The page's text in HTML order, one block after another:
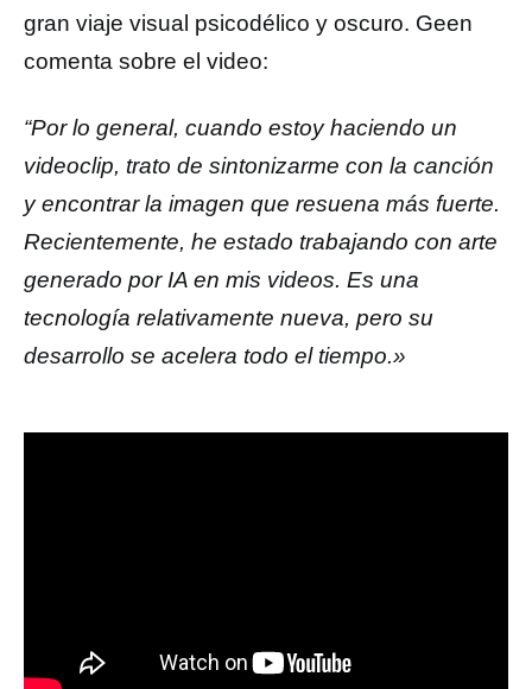
gran viaje visual psicodélico y oscuro. Geen
comenta sobre el video:
“Por lo general, cuando estoy haciendo un
videoclip, trato de sintonizarme con la canción
y encontrar la imagen que resuena más fuerte.
Recientemente, he estado trabajando con arte
generado por IA en mis videos. Es una
tecnología relativamente nueva, pero su
desarrollo se acelera todo el tiempo.»